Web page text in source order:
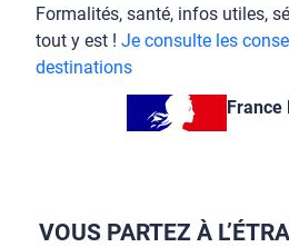
Formalités, santé, infos utiles,
tout y est ! Je consulte les
destinations
France
VOUS PARTEZ À